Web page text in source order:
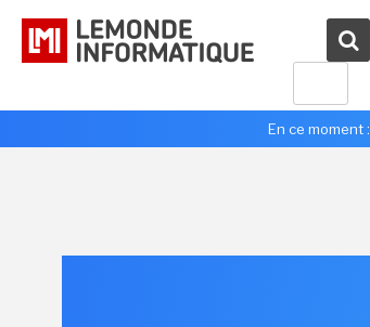
En ce moment :